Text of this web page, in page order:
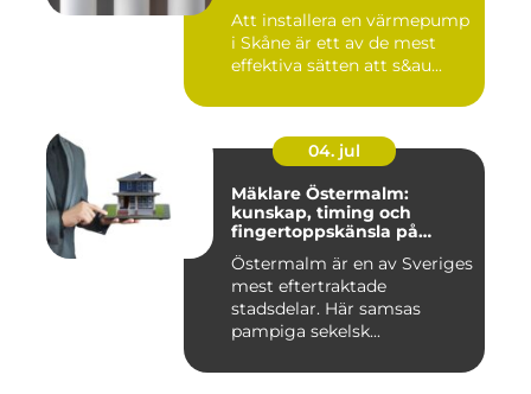
Att installera en värmepump
i Skåne är ett av de mest
effektiva sätten att s&au...
04. jul
Mäklare Östermalm:
kunskap, timing och
fingertoppskänsla på
stockholms mest klassiska
adress
Östermalm är en av Sveriges
mest eftertraktade
stadsdelar. Här samsas
pampiga sekelsk...